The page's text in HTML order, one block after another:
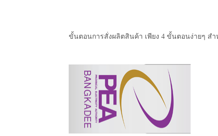
ขั้นตอนการสั่งผลิตสินค้า เพียง 4 ขั้นตอนง่ายๆ ส